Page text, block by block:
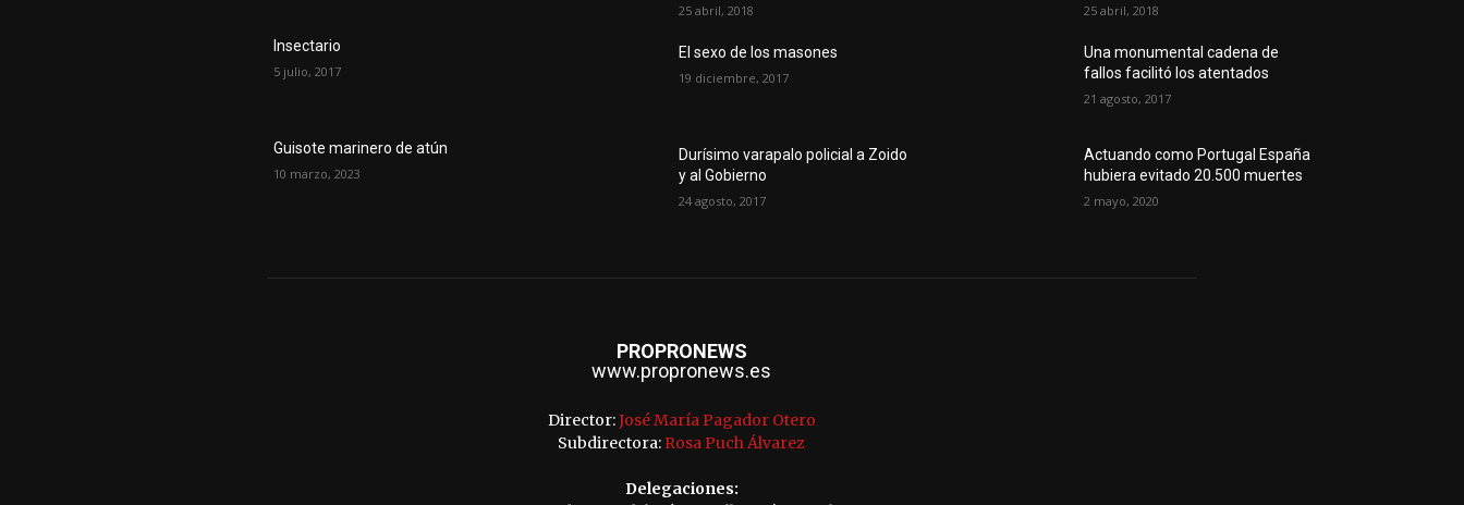
Insectario
5 julio, 2017
Guisote marinero de atún
10 marzo, 2023
25 abril, 2018
El sexo de los masones
19 diciembre, 2017
Durísimo varapalo policial a Zoido
y al Gobierno
24 agosto, 2017
25 abril, 2018
Una monumental cadena de
fallos facilitó los atentados
21 agosto, 2017
Actuando como Portugal España
hubiera evitado 20.500 muertes
2 mayo, 2020
PROPRONEWS
www.propronews.es
Director:José María Pagador Otero
Subdirectora: Rosa Puch Álvarez
Delegaciones: